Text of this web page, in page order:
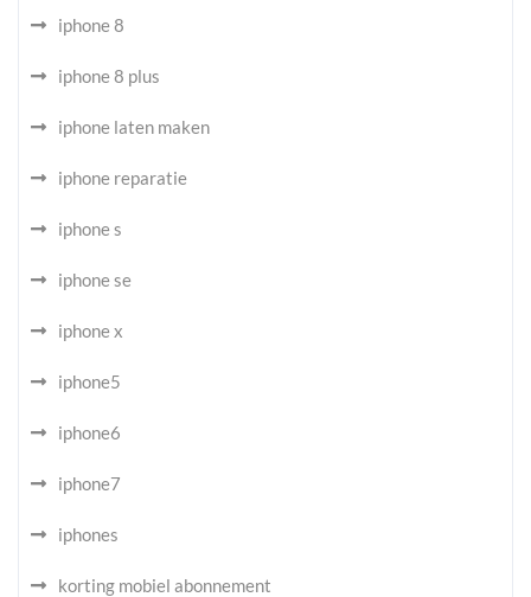
iphone 8
iphone 8 plus
iphone laten maken
iphone reparatie
iphone s
iphone se
iphone x
iphone5
iphone6
iphone7
iphones
korting mobiel abonnement